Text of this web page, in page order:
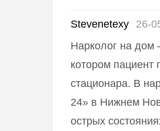
Stevenetexy
26-
Нарколог на
котором пациент
стационара. В
24» в Нижнем
острых